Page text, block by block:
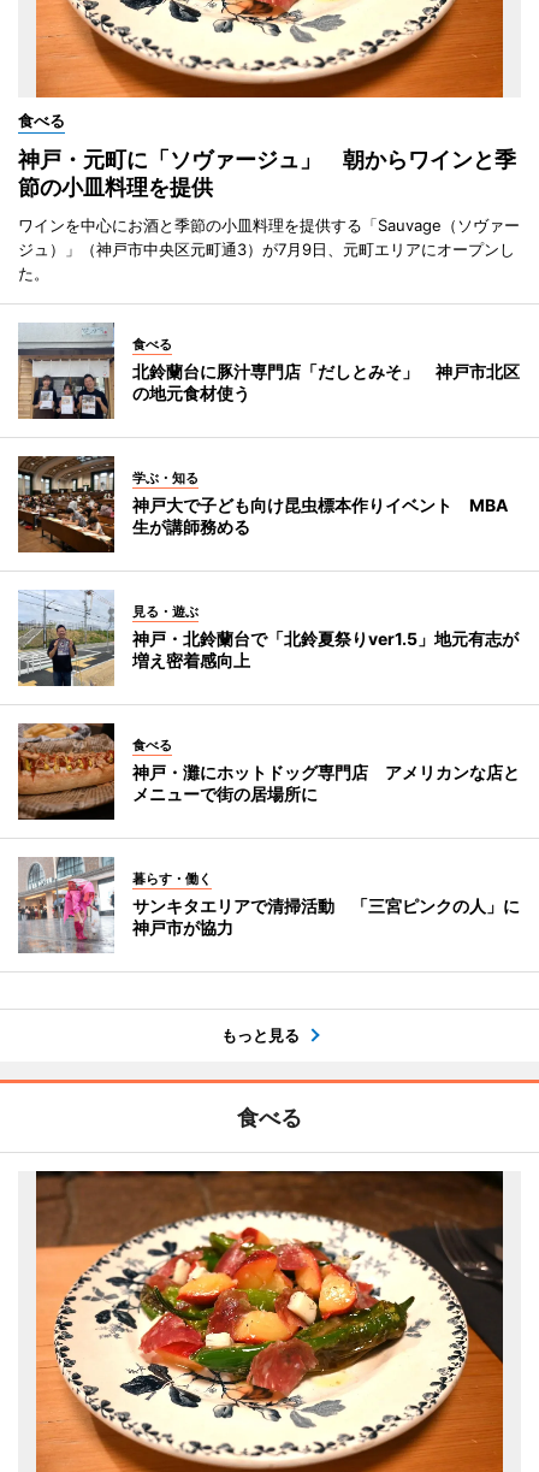
食べる
神戸・元町に「ソヴァージュ」 朝からワインと季
節の小皿料理を提供
ワインを中心にお酒と季節の小皿料理を提供する「Sauvage（ソヴァー
ジュ）」（神戸市中央区元町通3）が7月9日、元町エリアにオープンし
た。
食べる
北鈴蘭台に豚汁専門店「だしとみそ」 神戸市北区
の地元食材使う
学ぶ・知る
神戸大で子ども向け昆虫標本作りイベント MBA
生が講師務める
見る・遊ぶ
神戸・北鈴蘭台で「北鈴夏祭りver1.5」地元有志が
増え密着感向上
食べる
神戸・灘にホットドッグ専門店 アメリカンな店と
メニューで街の居場所に
暮らす・働く
サンキタエリアで清掃活動 「三宮ピンクの人」に
神戸市が協力
もっと見る
食べる